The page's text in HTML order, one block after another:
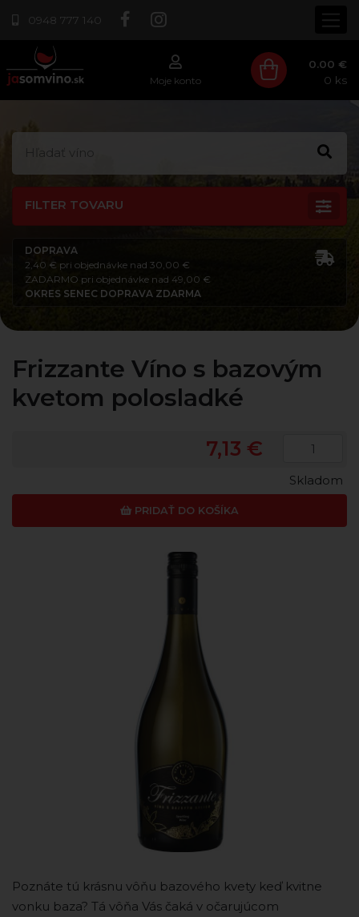
0948 777 140
Moje konto
0.00 €
0 ks
FILTER TOVARU
DOPRAVA
2,40 € pri objednávke nad 30,00 €
ZADARMO pri objednávke nad 49,00 €
OKRES SENEC DOPRAVA ZDARMA
Frizzante Víno s bazovým
kvetom polosladké
7,13 €
PRIDAŤ DO KOŠÍKA
Skladom
Poznáte tú krásnu vôňu bazového kvety keď kvitne
vonku baza? Tá vôňa Vás čaká v očarujúcom